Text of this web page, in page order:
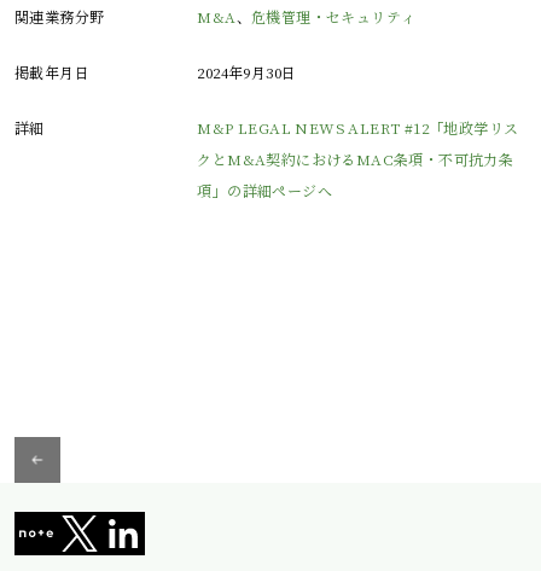
関連業務分野 M&A、 危機管理・セキュリティ
掲載年月日 2024年9月30日
詳細
M&P LEGAL NEWS ALERT #12「地政学リス
クとM&A契約におけるMAC条項・不可抗力条
項」の詳細ページへ